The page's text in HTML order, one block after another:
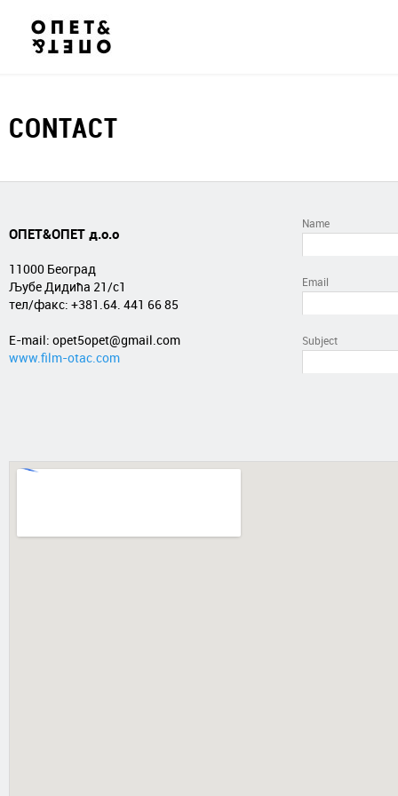
CONTACT
ОПЕТ&ОПЕТ д.о.о
11000 Београд
Љубе Дидића 21/с1
тел/факс: +381.64. 441 66 85
E-mail: opet5opet@gmail.com
www.film-otac.com
Name
Email
Subject